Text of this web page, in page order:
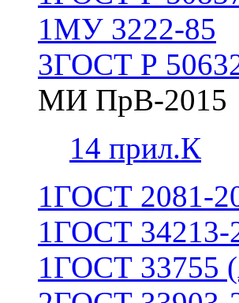
1МУ 3222-85
3ГОСТ Р
МИ ПрВ-2015
14 прил.К
1ГОСТ 2081-
1ГОСТ 34213-
1ГОСТ 33755